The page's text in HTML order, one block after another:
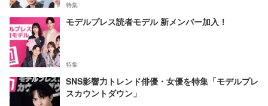
特集
モデルプレス読者モデル 新メンバー加入！
特集
SNS影響力トレンド俳優・女優を特集「モデルプレ
スカウントダウン」